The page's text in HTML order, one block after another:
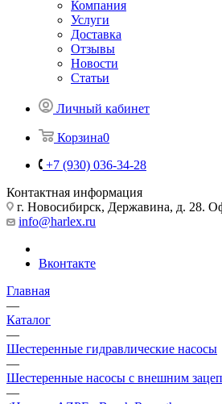
Компания
Услуги
Доставка
Отзывы
Новости
Статьи
Личный кабинет
Корзина0
+7 (930) 036-34-28
Контактная информация
г. Новосибирск, Державина, д. 28.
info@harlex.ru
Вконтакте
Главная
—
Каталог
—
Шестеренные гидравлические насосы
—
Шестеренные насосы с внешним
—